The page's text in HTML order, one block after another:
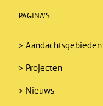
PAGINA’S
> Aandachtsgebieden
> Projecten
> Nieuws